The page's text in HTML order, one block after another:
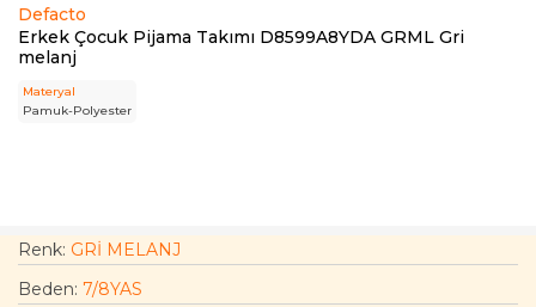
Defacto
Erkek Çocuk Pijama Takımı D8599A8YDA GRML Gri
melanj
Materyal
Pamuk-Polyester
Renk: GRİ MELANJ
Beden: 7/8YAS